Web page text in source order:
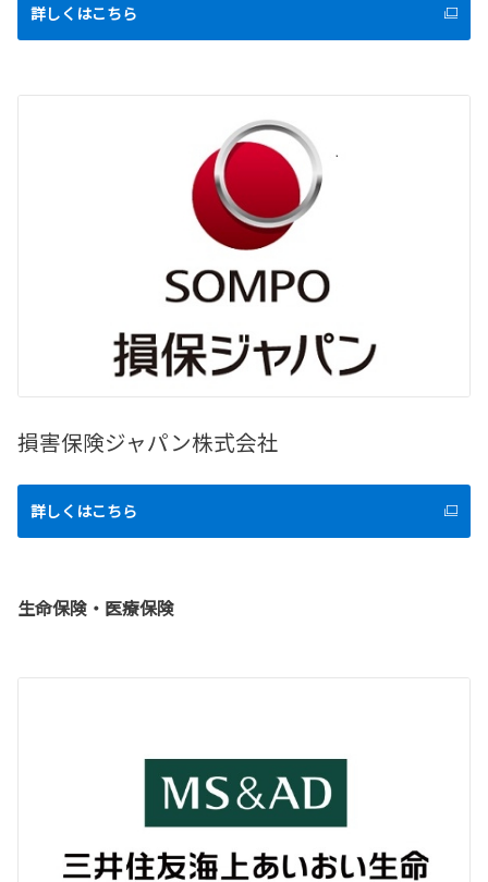
詳しくはこちら
損害保険ジャパン株式会社
詳しくはこちら
生命保険・医療保険